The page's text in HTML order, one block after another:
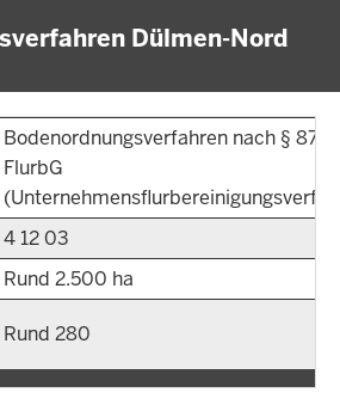
Dülmen-Nord
Bodenordnungsverfahren nach § 87
FlurbG
4 12 03
Rund 2.500 ha
Rund 280